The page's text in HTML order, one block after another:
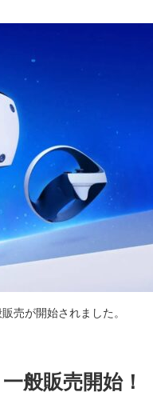
n
g
er
売が開始されました。
般販売開始！